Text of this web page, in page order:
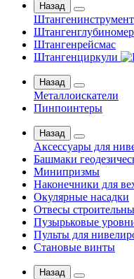
Назад
Штангенинструмент
Штангенрейсмас
Штангенциркули
Назад
Металлоискатели
Пинпоинтеры
Назад
Аксессуары для
Башмаки
Минипризмы
Наконечники для
Окулярные насадки
Отвесы
Пузырьковые
Пульты для
Становые винты
Назад